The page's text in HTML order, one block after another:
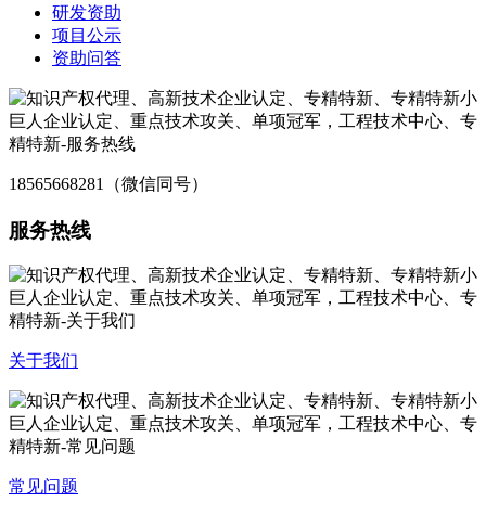
研发资助
项目公示
资助问答
18565668281（微信同号）
服务热线
关于我们
常见问题